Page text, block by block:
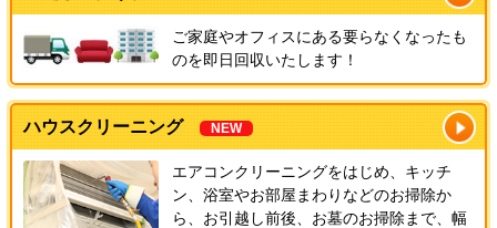
ご家庭やオフィスにある要らなくなったも
のを即日回収いたします！
ハウスクリーニング NEW
エアコンクリーニングをはじめ、キッチ
ン、浴室やお部屋まわりなどのお掃除か
ら、お引越し前後、お墓のお掃除まで、幅